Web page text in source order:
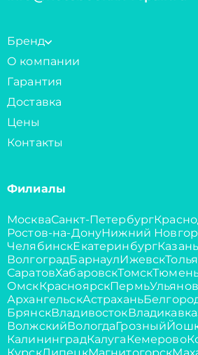
Бренд
О компании
Гарантия
Доставка
Цены
Контакты
Филиалы
МоскваСанкт-Петербург
Ростов-на-ДонуНижний
ЧелябинскЕкатеринбург
ВолгоградБарнаулИжевск
СаратовХабаровскТомск
ОмскКрасноярскПермь
АрхангельскАстрахань
БрянскВладивосток
ВолжскийВологдаГрозный
КалининградКалугаКемерово